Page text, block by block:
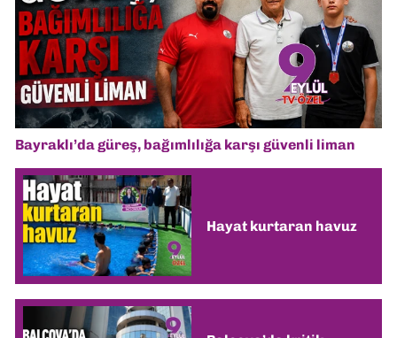
Bayraklı’da güreş, bağımlılığa karşı güvenli liman
Hayat kurtaran havuz